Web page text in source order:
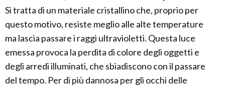
Si tratta di un materiale cristallino che, proprio per
questo motivo, resiste meglio alle alte temperature
ma lascia passare i raggi ultravioletti. Questa luce
emessa provoca la perdita di colore degli oggetti e
degli arredi illuminati, che sbiadiscono con il passare
del tempo. Per di più dannosa per gli occhi delle